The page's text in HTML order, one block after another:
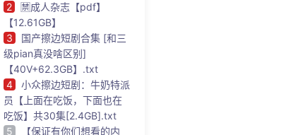
2
🈲成人杂志【pdf】
【12.61GB】
3
国产擦边短剧合集 [和三
级pian真没啥区别]
【40V+62.3GB】.txt
4
小众擦边短剧：牛奶特派
员【上面在吃饭，下面也在
吃饭】共30集[2.4GB].txt
5
【保证有你们想看的内